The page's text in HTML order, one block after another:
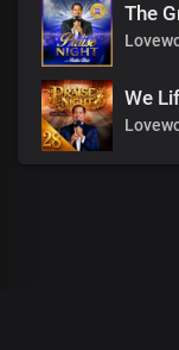
The
We